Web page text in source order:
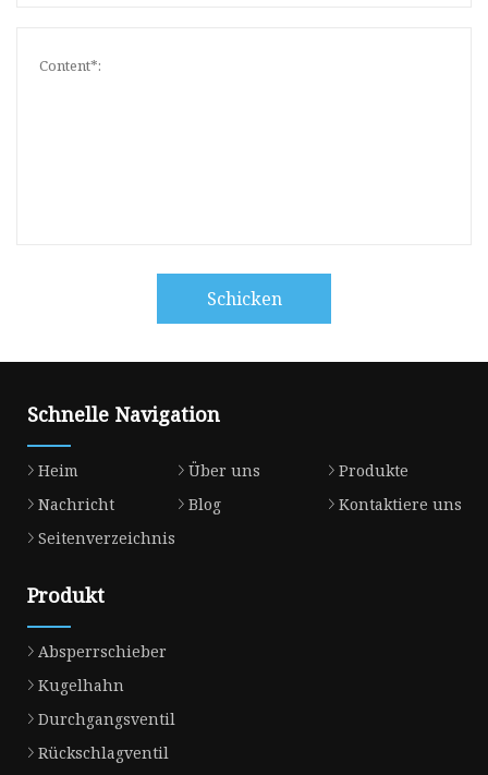
Schicken
Schnelle Navigation
Heim Über uns
Produkte
Nachricht
Blog
Kontaktiere uns
Seitenverzeichnis
Produkt
Absperrschieber
Kugelhahn
Durchgangsventil
Rückschlagventil